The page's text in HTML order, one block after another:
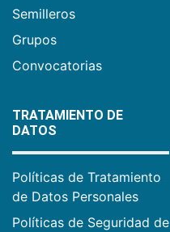
Semilleros
Grupos
Convocatorias
TRATAMIENTO DE
DATOS
Políticas de Tratamiento
de Datos Personales
Políticas de Seguridad de